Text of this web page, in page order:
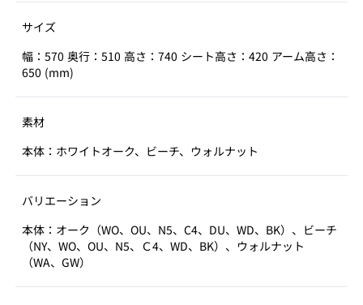
サイズ
幅：570 奥行：510 高さ：740 シート高さ：420 アーム高さ：
650 (mm)
素材
本体：ホワイトオーク、ビーチ、ウォルナット
バリエーション
本体：オーク（WO、OU、N5、C4、DU、WD、BK）、ビーチ
（NY、WO、OU、N5、Ｃ4、WD、BK）、ウォルナット
（WA、GW）